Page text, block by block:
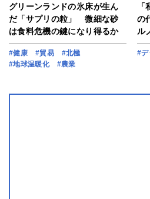
グリーンランドの氷床が生ん
だ「サプリの粒」 微細な砂
は食料危機の鍵になり得るか
#健康 #貿易
#北極
#地球温暖化
#農業
の
ル
#デ